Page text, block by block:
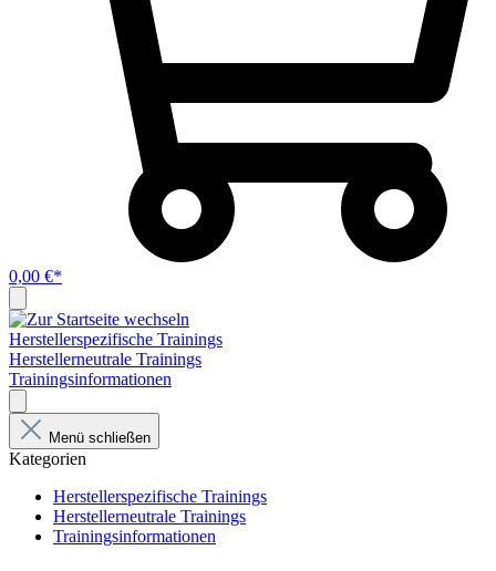
0,00 €*
Herstellerspezifische Trainings
Herstellerneutrale Trainings
Trainingsinformationen
Menü schließen
Kategorien
Herstellerspezifische Trainings
Herstellerneutrale Trainings
Trainingsinformationen